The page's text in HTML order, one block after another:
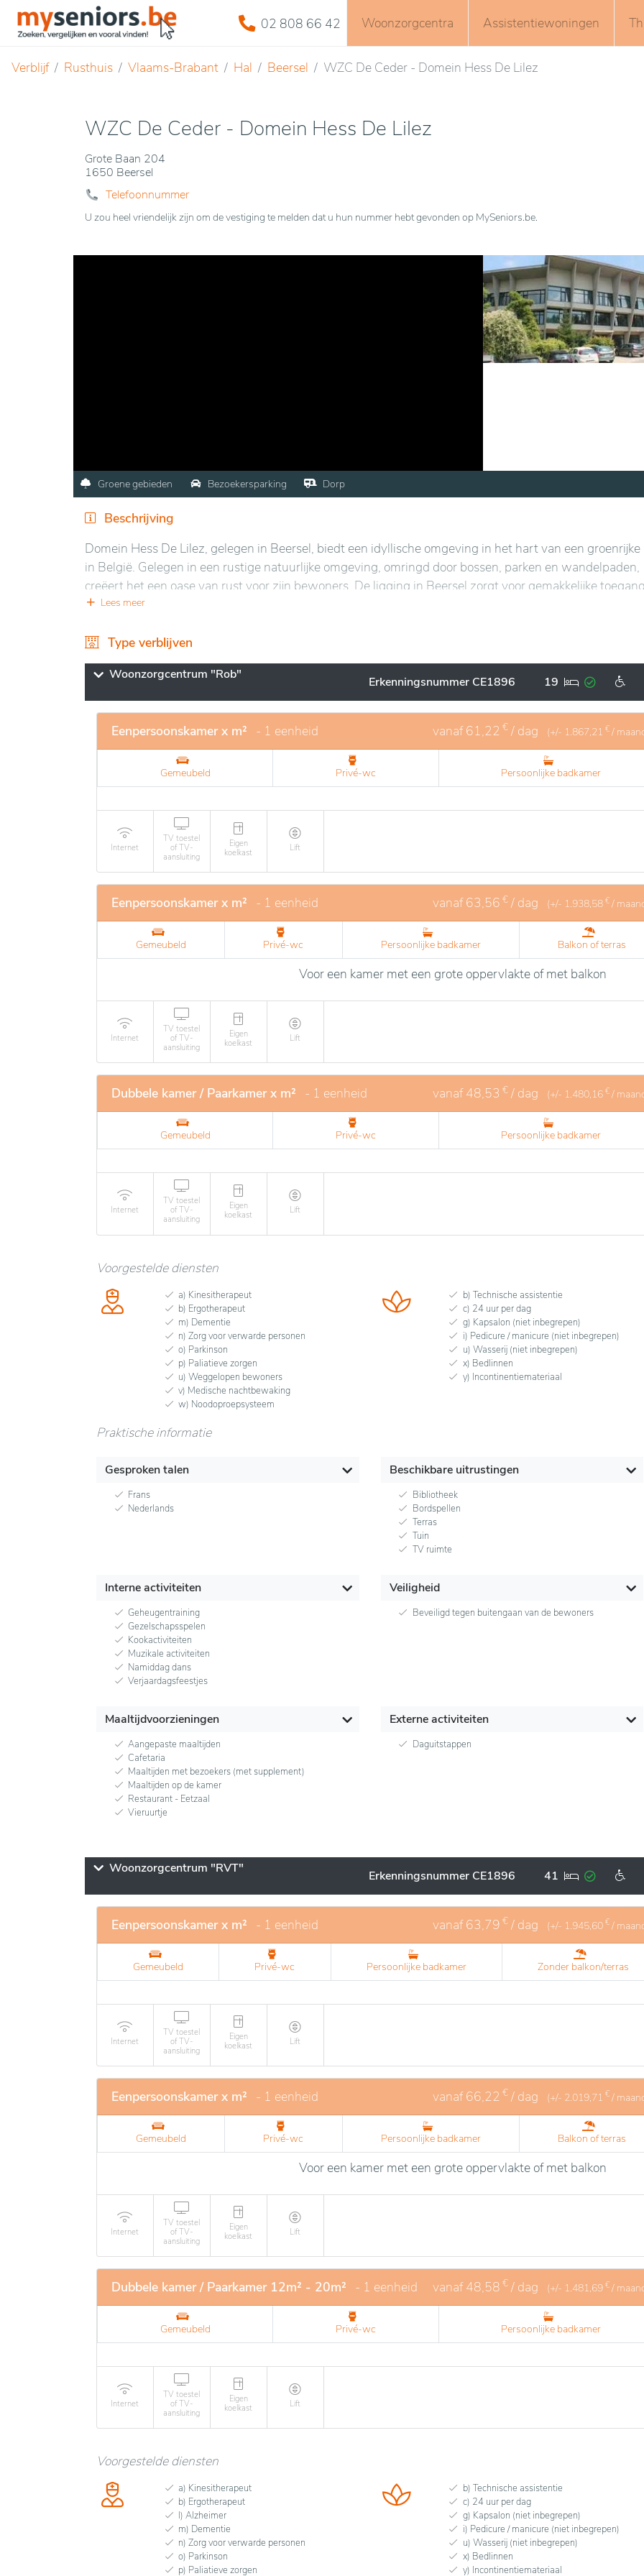
02 808 66 42 Woonzorgcentra Assistentiewoningen
Verblijf Rusthuis Vlaams-Brabant Hal Beersel WZC De Ceder - Domein Hess De Lilez
WZC De Ceder - Domein Hess De Lilez
Grote Baan 204
1650 Beersel
Telefoonnummer
U zou heel vriendelijk zijn om de vestiging te melden dat u hun nummer hebt gevonden op MySeniors.be.
Groene gebieden Bezoekersparking Dorp
Beschrijving
Domein Hess De Lilez, gelegen in Beersel, biedt een idyllische omgeving in het hart van een groenrijke
in België. Gelegen in een rustige natuurlijke omgeving, omringd door bossen, parken en wandelpaden,
creëert het een oase van rust voor zijn bewoners. De ligging in Beersel zorgt voor gemakkelijke
lokale voorzieningen, terwijl de rustige sfeer behouden blijft, ver weg van stedelijke drukte.
Het domein biedt moderne en comfortabele faciliteiten, afgestemd op de behoeften van elke bewoner.
Persoonlijke diensten en gevarieerde activiteiten worden aangeboden om het fysieke en mentale
bevorderen. Het gekwalificeerde personeel zorgt voor een zorgvuldige en respectvolle behandeling
bewoners, met bijzondere aandacht voor hun waardigheid. De nabijheid van de natuur en de kwaliteit
de diensten maken deze plek tot een ideale locatie om te genieten van een serene en verrijkende
Lees meer
Type verblijven
Woonzorgcentrum "Rob" Erkenningsnummer CE1896 19
Eenpersoonskamer x m² - 1 eenheid vanaf61,22 € / dag (+/- 1.867,21 € /
Gemeubeld Privé-wc Persoonlijke badkamer
Internet
TV toestel
of TV-
aansluiting
Eigen
koelkast
Lift
Eenpersoonskamer x m² - 1 eenheid vanaf63,56 € / dag (+/- 1.938,58 € /
Gemeubeld Privé-wc Persoonlijke badkamer Balkon of terras
Voor een kamer met een grote oppervlakte of met balkon
Internet
TV toestel
of TV-
aansluiting
Eigen
koelkast
Lift
Dubbele kamer / Paarkamer x m² - 1 eenheid vanaf48,53 € / dag (+/- 1.480,16 € /
Gemeubeld Privé-wc Persoonlijke badkamer
Internet
TV toestel
of TV-
aansluiting
Eigen
koelkast
Lift
Voorgestelde diensten
a) Kinesitherapeut
b) Ergotherapeut
m) Dementie
n) Zorg voor verwarde personen
o) Parkinson
p) Paliatieve zorgen
u) Weggelopen bewoners
v) Medische nachtbewaking
w) Noodoproepsysteem
b) Technische assistentie
c) 24 uur per dag
g) Kapsalon (niet inbegrepen)
i) Pedicure / manicure (niet inbegrepen)
u) Wasserij (niet inbegrepen)
x) Bedlinnen
y) Incontinentiemateriaal
Praktische informatie
Gesproken talen
Frans
Nederlands
Beschikbare uitrustingen
Bibliotheek
Bordspellen
Terras
Tuin
TV ruimte
Interne activiteiten
Geheugentraining
Gezelschapsspelen
Kookactiviteiten
Muzikale activiteiten
Namiddag dans
Verjaardagsfeestjes
Veiligheid
Beveiligd tegen buitengaan van de bewoners
Maaltijdvoorzieningen
Aangepaste maaltijden
Cafetaria
Maaltijden met bezoekers (met supplement)
Maaltijden op de kamer
Restaurant - Eetzaal
Vieruurtje
Externe activiteiten
Daguitstappen
Woonzorgcentrum "RVT" Erkenningsnummer CE1896 41
Eenpersoonskamer x m² - 1 eenheid vanaf63,79 € / dag (+/- 1.945,60 € /
Gemeubeld Privé-wc Persoonlijke badkamer Zonder balkon/terras
Internet
TV toestel
of TV-
aansluiting
Eigen
koelkast
Lift
Eenpersoonskamer x m² - 1 eenheid vanaf66,22 € / dag (+/- 2.019,71 € /
Gemeubeld Privé-wc Persoonlijke badkamer Balkon of terras
Voor een kamer met een grote oppervlakte of met balkon
Internet
TV toestel
of TV-
aansluiting
Eigen
koelkast
Lift
Dubbele kamer / Paarkamer 12m² - 20m² - 1 eenheid vanaf48,58 € / dag (+/- 1.481,69 € /
Gemeubeld Privé-wc Persoonlijke badkamer
Internet
TV toestel
of TV-
aansluiting
Eigen
koelkast
Lift
Voorgestelde diensten
a) Kinesitherapeut
b) Ergotherapeut
l) Alzheimer
m) Dementie
n) Zorg voor verwarde personen
o) Parkinson
p) Paliatieve zorgen
b) Technische assistentie
c) 24 uur per dag
g) Kapsalon (niet inbegrepen)
i) Pedicure / manicure (niet inbegrepen)
u) Wasserij (niet inbegrepen)
x) Bedlinnen
y) Incontinentiemateriaal